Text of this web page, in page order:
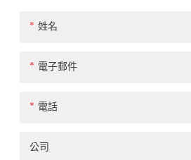
姓名
電子郵件
電話
公司